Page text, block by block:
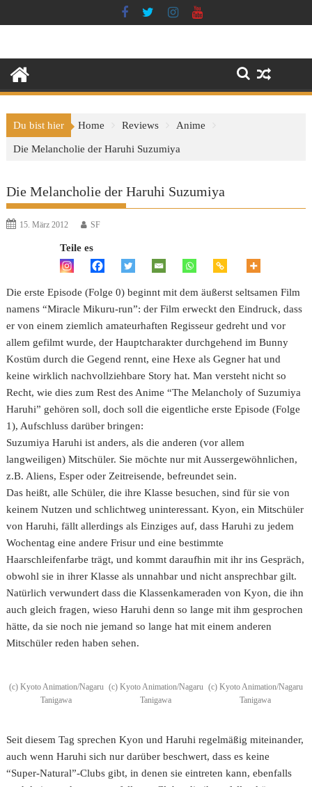
to
Du bist hier Home Reviews Anime
Die Melancholie der Haruhi Suzumiya
Die Melancholie der Haruhi Suzumiya
15. März 2012 SF
Teile es
Die erste Episode (Folge 0) beginnt mit dem äußerst seltsamen Film
namens “Miracle Mikuru-run”: der Film erweckt den Eindruck, dass
er von einem ziemlich amateurhaften Regisseur gedreht und vor
allem gefilmt wurde, der Hauptcharakter durchgehend im Bunny
Kostüm durch die Gegend rennt, eine Hexe als Gegner hat und
keine wirklich nachvollziehbare Story hat. Man versteht nicht so
Recht, wie dies zum Rest des Anime “The Melancholy of Suzumiya
Haruhi” gehören soll, doch soll die eigentliche erste Episode (Folge
1), Aufschluss darüber bringen:
Suzumiya Haruhi ist anders, als die anderen (vor allem
langweiligen) Mitschüler. Sie möchte nur mit Aussergewöhnlichen,
z.B. Aliens, Esper oder Zeitreisende, befreundet sein.
Das heißt, alle Schüler, die ihre Klasse besuchen, sind für sie von
keinem Nutzen und schlichtweg uninteressant. Kyon, ein Mitschüler
von Haruhi, fällt allerdings als Einziges auf, dass Haruhi zu jedem
Wochentag eine andere Frisur und eine bestimmte
Haarschleifenfarbe trägt, und kommt daraufhin mit ihr ins Gespräch,
obwohl sie in ihrer Klasse als unnahbar und nicht ansprechbar gilt.
Natürlich verwundert dass die Klassenkameraden von Kyon, die ihn
auch gleich fragen, wieso Haruhi denn so lange mit ihm gesprochen
hätte, da sie noch nie jemand so lange hat mit einem anderen
Mitschüler reden haben sehen.
(c) Kyoto Animation/Nagaru
Tanigawa
(c) Kyoto Animation/Nagaru
Tanigawa
(c) Kyoto Animation/Nagaru
Tanigawa
Seit diesem Tag sprechen Kyon und Haruhi regelmäßig miteinander,
auch wenn Haruhi sich nur darüber beschwert, dass es keine
“Super-Natural”-Clubs gibt, in denen sie eintreten kann, ebenfalls